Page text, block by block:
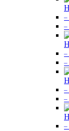
–
–
–
–
–
–
–